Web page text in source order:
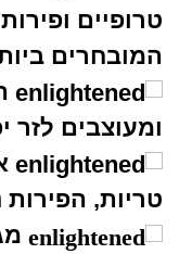
טרופיים
המובחרים
ומעוצבים לזר
טריות,